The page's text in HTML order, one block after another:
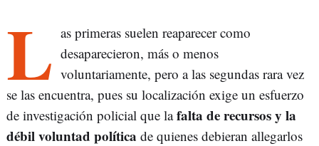
L as primeras suelen reaparecer como
desaparecieron, más o menos
voluntariamente, pero a las segundas rara vez
se las encuentra, pues su localización exige un esfuerzo
de investigación policial que lafalta de recursos y la
débil voluntad política de quienes debieran allegarlos